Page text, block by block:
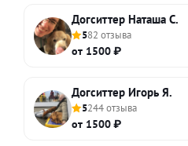
Догситтер Наташа С.
582 отзыва
от 1500 ₽
Догситтер Игорь Я.
5244 отзыва
от 1500 ₽